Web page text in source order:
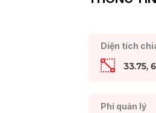
Diện tích
33.75,
Phí quản lý